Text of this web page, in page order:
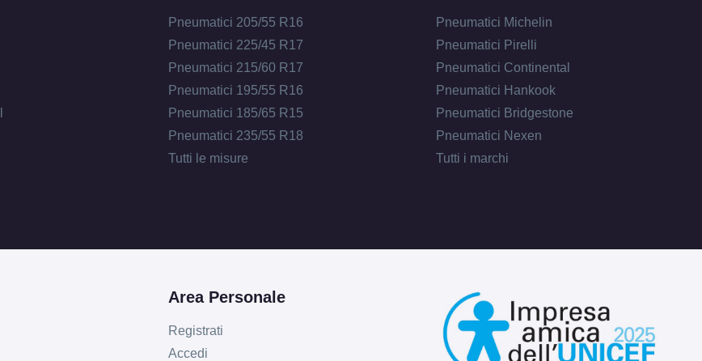
Pneumatici 205/55 R16
Pneumatici 225/45 R17
Pneumatici 215/60 R17
Pneumatici 195/55 R16
Pneumatici 185/65 R15
Pneumatici 235/55 R18
Tutti le misure
Pneumatici Michelin
Pneumatici Pirelli
Pneumatici Continental
Pneumatici Hankook
Pneumatici Bridgestone
Pneumatici Nexen
Tutti i marchi
Area Personale
Registrati
Accedi